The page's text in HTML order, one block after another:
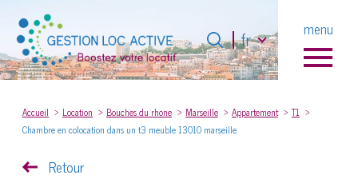
menu
fr
Accueil 0 Langue
fr
Accueil Location Bouches du rhone Marseille Appartement
T1
Chambre en colocation dans un t3 meuble 13010 marseille
Retour